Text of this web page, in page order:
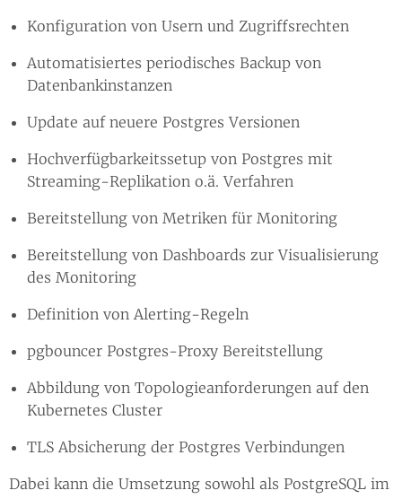
Konfiguration von Usern und Zugriffsrechten
Automatisiertes periodisches Backup von
Datenbankinstanzen
Update auf neuere Postgres Versionen
Hochverfügbarkeitssetup von Postgres mit
Streaming-Replikation o.ä. Verfahren
Bereitstellung von Metriken für Monitoring
Bereitstellung von Dashboards zur Visualisierung
des Monitoring
Definition von Alerting-Regeln
pgbouncer Postgres-Proxy Bereitstellung
Abbildung von Topologieanforderungen auf den
Kubernetes Cluster
TLS Absicherung der Postgres Verbindungen
Dabei kann die Umsetzung sowohl als PostgreSQL im